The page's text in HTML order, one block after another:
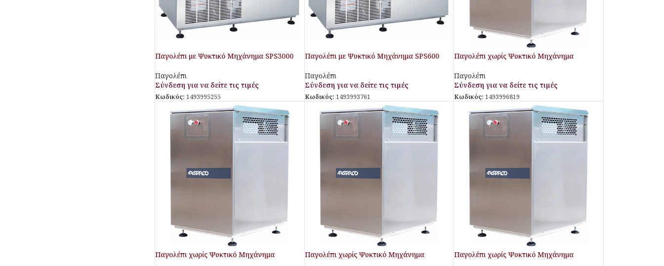
Παγολέπι με Ψυκτικό Μηχάνημα SPS3000
Παγολέπι
Σύνδεση για να δείτε τις τιμές
Κωδικός: 1493995255
Παγολέπι με Ψυκτικό Μηχάνημα SPS600
Παγολέπι
Σύνδεση για να δείτε τις τιμές
Κωδικός: 1493993761
Παγολέπι χωρίς Ψυκτικό Μηχάνημα
Παγολέπι
Σύνδεση για να δείτε τις τιμές
Κωδικός:1493996819
Παγολέπι χωρίς Ψυκτικό Μηχάνημα
Παγολέπι χωρίς Ψυκτικό Μηχάνημα
Παγολέπι χωρίς Ψυκτικό Μηχάνημα